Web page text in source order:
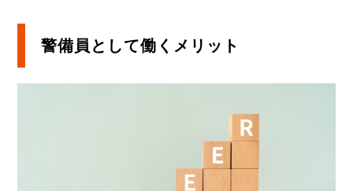
警備員として働くメリット